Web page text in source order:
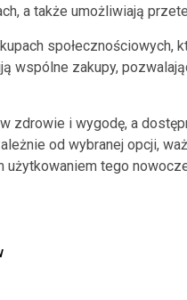
a także umożliwiają
społecznościowych,
wspólne zakupy,
zdrowie i wygodę, a
od wybranej opcji,
tego